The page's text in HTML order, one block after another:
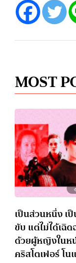
MOST
เป็นส่วนหนึ่ง เ
ขับ แต่ไม่ได้เฉิด
ด้วยผู้หญิงในห
คริสโตเฟอร์ โ